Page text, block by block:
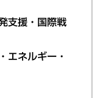
支援・国際戦
エネルギー・